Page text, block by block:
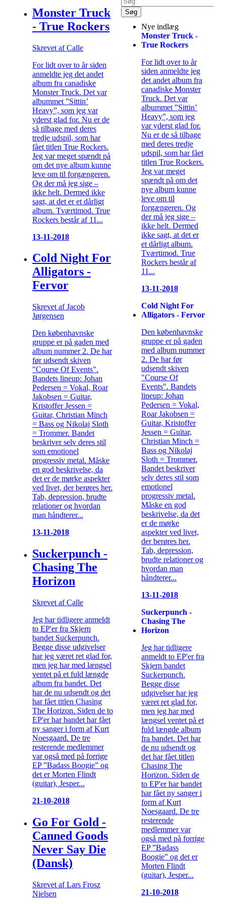
Monster Truck
- True Rockers
Skrevet af Calle
For lidt over to år siden
anmeldte jeg det andet
album fra canadiske
Monster Truck. Det var
albummet ”Sittin’
Heavy”, som jeg var
yderst glad for. Nu er de
så tilbage med deres
tredje udspil, som har
fået titlen True Rockers.
Jeg var meget spændt på
om det nye album kunne
leve om til forgængeren.
Og der må jeg sige –
ikke helt. Dermed ikke
sagt, at det er et dårligt
album. Tværtimod. True
Rockers består af 11...
13-11-2018
Cold Night For
Alligators -
Fervor
Skrevet af Jacob
Jørgensen
Den københavnske
gruppe er på gaden med
album nummer 2. De har
før udsendt skiven
"Course Of Events".
Bandets lineup: Johan
Pedersen = Vokal, Roar
Jakobsen = Guitar,
Kristoffer Jessen =
Guitar, Christian Minch
= Bass og Nikolaj Sloth
= Trommer. Bandet
beskriver selv deres stil
som emotionel
progressiv metal. Måske
en god beskrivelse, da
det er de mørke aspekter
ved livet, der berøres her.
Tab, depression, brudte
relationer og hvordan
man håndterer...
13-11-2018
Suckerpunch -
Chasing The
Horizon
Skrevet af Calle
Jeg har tidligere anmeldt
to EP'er fra Skjern
bandet Suckerpunch.
Begge disse udgivelser
har jeg været ret glad for,
men jeg har med længsel
ventet på et fuld længde
album fra bandet. Det
har de nu udsendt og det
har fået titlen Chasing
The Horizon. Siden de to
EP'er har bandet har fået
ny sanger i form af Kurt
Noesgaard. De tre
resterende medlemmer
var også med på forrige
EP ”Badass Boogie” og
det er Morten Flindt
(guitar), Jesper...
21-10-2018
Go For Gold -
Canned Goods
Never Say Die
(Dansk)
Skrevet af Lars Frosz
Nielsen
Nye indlæg
Monster Truck -
True Rockers
For lidt over to år
siden anmeldte jeg
det andet album fra
canadiske Monster
Truck. Det var
albummet ”Sittin’
Heavy”, som jeg
var yderst glad for.
Nu er de så tilbage
med deres tredje
udspil, som har fået
titlen True Rockers.
Jeg var meget
spændt på om det
nye album kunne
leve om til
forgængeren. Og
der må jeg sige –
ikke helt. Dermed
ikke sagt, at det er
et dårligt album.
Tværtimod. True
Rockers består af
11...
13-11-2018
Cold Night For
Alligators - Fervor
Den københavnske
gruppe er på gaden
med album nummer
2. De har før
udsendt skiven
"Course Of
Events". Bandets
lineup: Johan
Pedersen = Vokal,
Roar Jakobsen =
Guitar, Kristoffer
Jessen = Guitar,
Christian Minch =
Bass og Nikolaj
Sloth = Trommer.
Bandet beskriver
selv deres stil som
emotionel
progressiv metal.
Måske en god
beskrivelse, da det
er de mørke
aspekter ved livet,
der berøres her.
Tab, depression,
brudte relationer og
hvordan man
håndterer...
13-11-2018
Suckerpunch -
Chasing The
Horizon
Jeg har tidligere
anmeldt to EP'er fra
Skjern bandet
Suckerpunch.
Begge disse
udgivelser har jeg
været ret glad for,
men jeg har med
længsel ventet på et
fuld længde album
fra bandet. Det har
de nu udsendt og
det har fået titlen
Chasing The
Horizon. Siden de
to EP'er har bandet
har fået ny sanger i
form af Kurt
Noesgaard. De tre
resterende
medlemmer var
også med på forrige
EP ”Badass
Boogie” og det er
Morten Flindt
(guitar), Jesper...
21-10-2018